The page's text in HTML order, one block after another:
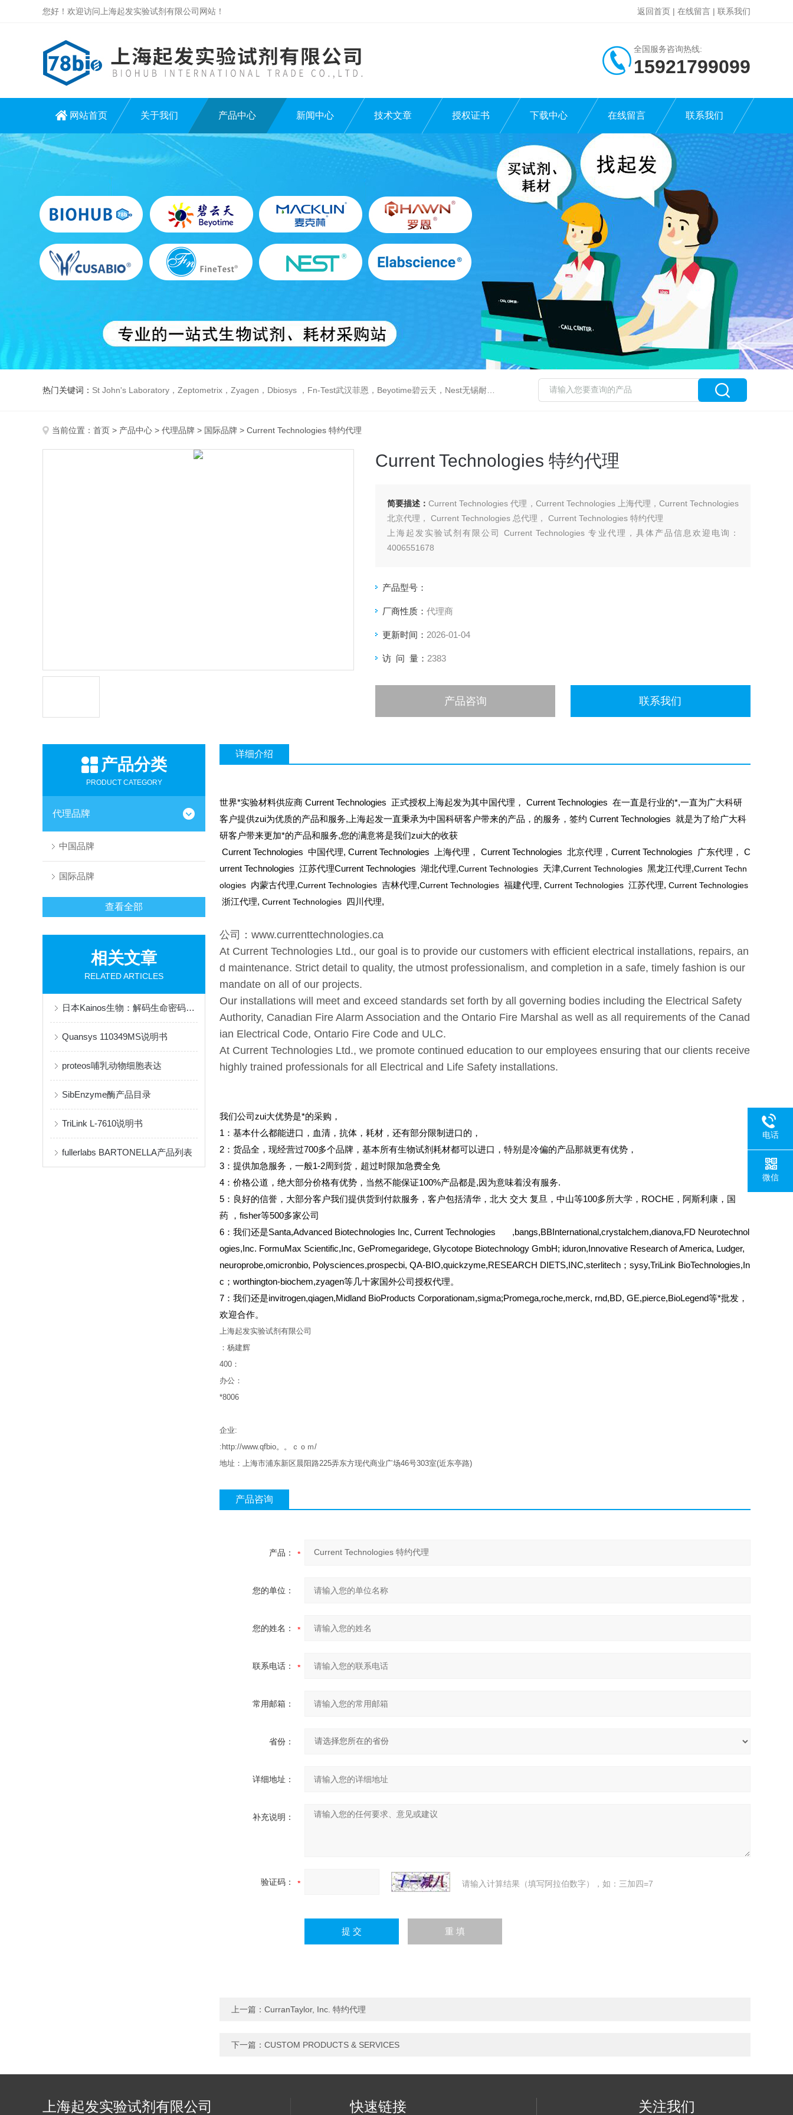
您好！欢迎访问上海起发实验试剂有限公司网站！ 返回首页 | 在线留言 | 联系我们
全国服务咨询热线:
15921799099
网站首页 关于我们 产品中心 新闻中心 技术文章 授权证书 下载中心 在线留言 联系我们
热门关键词： St John's Laboratory，Zeptometrix，Zyagen，Dbiosys ，Fn-Test武汉菲恩，Beyotime碧云天，Nest无锡耐思，Elabscience伊莱瑞特，Macklin麦克林生物，Cobioer科佰生物
当前位置： 首页 > 产品中心 > 代理品牌 > 国际品牌 > Current Technologies 特约代理
Current Technologies 特约代理
简要描述：Current Technologies 代理，Current Technologies 上海代理，Current Technologies
北京代理， Current Technologies 总代理， Current Technologies 特约代理
上海起发实验试剂有限公司 Current Technologies 专业代理，具体产品信息欢迎电询：
4006551678
产品型号：
厂商性质： 代理商
更新时间： 2026-01-04
访 问 量： 2383
产品咨询 联系我们
产品分类
PRODUCT CATEGORY
代理品牌
中国品牌
国际品牌
查看全部
相关文章
RELATED ARTICLES
日本Kainos生物：解码生命密码，创新全球健康科技
Quansys 110349MS说明书
proteos哺乳动物细胞表达
SibEnzyme酶产品目录
TriLink L-7610说明书
fullerlabs BARTONELLA产品列表
详细介绍
世界*实验材料供应商 Current Technologies 正式授权上海起发为其中国代理， Current Technologies 在一直是行业的*,一直为广大科研
客户提供zui为优质的产品和服务,上海起发一直秉承为中国科研客户带来的产品，的服务，签约 Current Technologies 就是为了给广大科
研客户带来更加*的产品和服务,您的满意将是我们zui大的收获
Current Technologies 中国代理, Current Technologies 上海代理， Current Technologies 北京代理，Current Technologies 广东代理， C
urrent Technologies 江苏代理Current Technologies 湖北代理,Current Technologies 天津,Current Technologies 黑龙江代理,Current Techn
ologies 内蒙古代理,Current Technologies 吉林代理,Current Technologies 福建代理, Current Technologies 江苏代理, Current Technologies
浙江代理, Current Technologies 四川代理,
公司：www.currenttechnologies.ca
At Current Technologies Ltd., our goal is to provide our customers with efficient electrical installations, repairs, an
d maintenance. Strict detail to quality, the utmost professionalism, and completion in a safe, timely fashion is our
mandate on all of our projects.
Our installations will meet and exceed standards set forth by all governing bodies including the Electrical Safety
Authority, Canadian Fire Alarm Association and the Ontario Fire Marshal as well as all requirements of the Canad
ian Electrical Code, Ontario Fire Code and ULC.
At Current Technologies Ltd., we promote continued education to our employees ensuring that our clients receive
highly trained professionals for all Electrical and Life Safety installations.
我们公司zui大优势是*的采购，
1 ：基本什么都能进口，血清，抗体，耗材，还有部分限制进口的，
2 ：货品全，现经营过700多个品牌，基本所有生物试剂耗材都可以进口，特别是冷偏的产品那就更有优势，
3 ：提供加急服务，一般1-2周到货，超过时限加急费全免
4 ：价格公道，绝大部分价格有优势，当然不能保证100%产品都是,因为意味着没有服务.
5 ：良好的信誉，大部分客户我们提供货到付款服务，客户包括清华，北大 交大 复旦，中山等100多所大学，ROCHE，阿斯利康，国
药
，fisher等500多家公司
6 ：我们还是Santa,Advanced Biotechnologies Inc, Current Technologies ,bangs,BBInternational,crystalchem,dianova,FD Neurotechnol
ogies,Inc. FormuMax Scientific,Inc, GePromegaridege, Glycotope Biotechnology GmbH; iduron,Innovative Research of America, Ludger,
neuroprobe,omicronbio, Polysciences,prospecbi, QA-BIO,quickzyme,RESEARCH DIETS,INC,sterlitech；sysy,TriLink BioTechnologies,In
c；worthington-biochem,zyagen等几十家国外公司授权代理。
7：我们还是invitrogen,qiagen,Midland BioProducts Corporationam,sigma;Promega,roche,merck, rnd,BD, GE,pierce,BioLegend等*批发，
欢迎合作。
上海起发实验试剂有限公司
：杨建辉
400 ：
办公：
*8006
企业:
:http://www.qfbio。。ｃｏｍ/
地址：上海市浦东新区晨阳路225弄东方现代商业广场46号303室(近东亭路)
产品咨询
产品：
您的单位：
您的姓名：
联系电话：
常用邮箱：
省份：
详细地址：
补充说明：
验证码： 请输入计算结果（填写阿拉伯数字），如：三加四=7
上一篇： CurranTaylor, Inc. 特约代理
下一篇： CUSTOM PRODUCTS & SERVICES
上海起发实验试剂有限公司 快速链接 关注我们
电话
微信